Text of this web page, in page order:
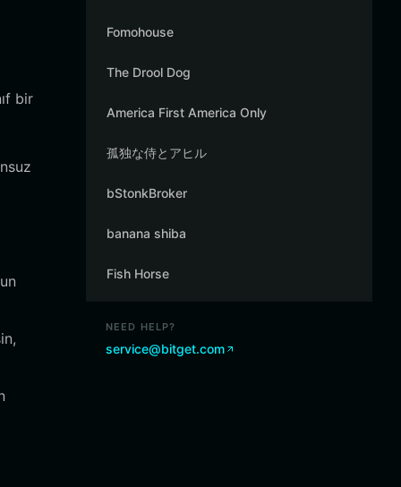
bir
Fomohouse
The Drool Dog
America First America Only
孤独な侍とアヒル
bStonkBroker
banana shiba
Fish Horse
NEED HELP?
service@bitget.com